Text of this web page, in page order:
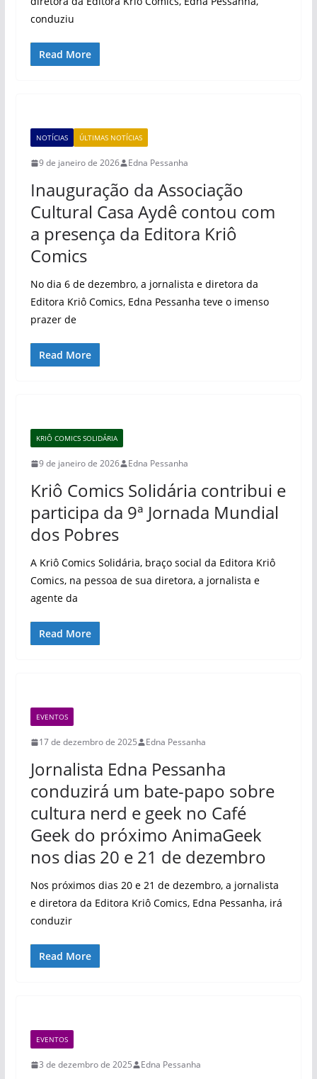
conduziu
Read More
NOTÍCIAS ÚLTIMAS NOTÍCIAS
9 de janeiro de 2026 Edna Pessanha
Inauguração da Associação
Cultural Casa Aydê contou com
a presença da Editora Kriô
Comics
No dia 6 de dezembro, a jornalista e diretora da
Editora Kriô Comics, Edna Pessanha teve o imenso
prazer de
Read More
KRIÔ COMICS SOLIDÁRIA
9 de janeiro de 2026 Edna Pessanha
Kriô Comics Solidária contribui e
participa da 9ª Jornada Mundial
dos Pobres
A Kriô Comics Solidária, braço social da Editora Kriô
Comics, na pessoa de sua diretora, a jornalista e
agente da
Read More
EVENTOS
17 de dezembro de 2025 Edna Pessanha
Jornalista Edna Pessanha
conduzirá um bate-papo sobre
cultura nerd e geek no Café
Geek do próximo AnimaGeek
nos dias 20 e 21 de dezembro
Nos próximos dias 20 e 21 de dezembro, a jornalista
e diretora da Editora Kriô Comics, Edna Pessanha, irá
conduzir
Read More
EVENTOS
3 de dezembro de 2025 Edna Pessanha